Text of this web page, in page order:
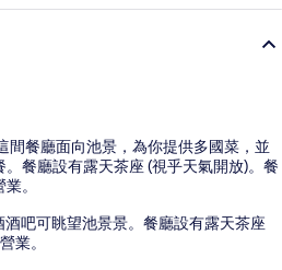
間餐廳面向池景，為你提供多國菜，並
餐廳設有露天茶座 (視乎天氣開放)。餐
。
酒吧可眺望池景景。餐廳設有露天茶座
業。